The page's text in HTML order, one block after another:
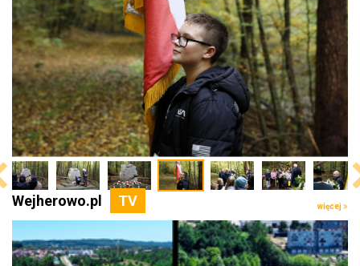
Wejherowo.pl więcej